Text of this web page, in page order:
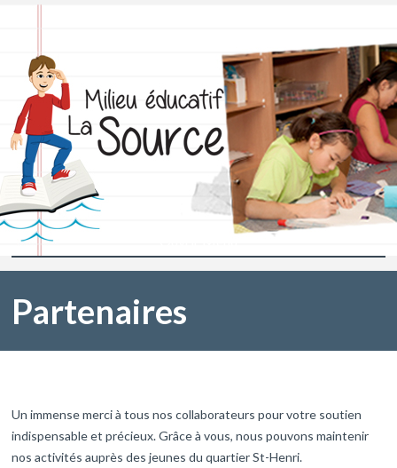
Partenaires
Un immense merci à tous nos collaborateurs pour votre soutien
indispensable et précieux. Grâce à vous, nous pouvons maintenir
nos activités auprès des jeunes du quartier St-Henri.